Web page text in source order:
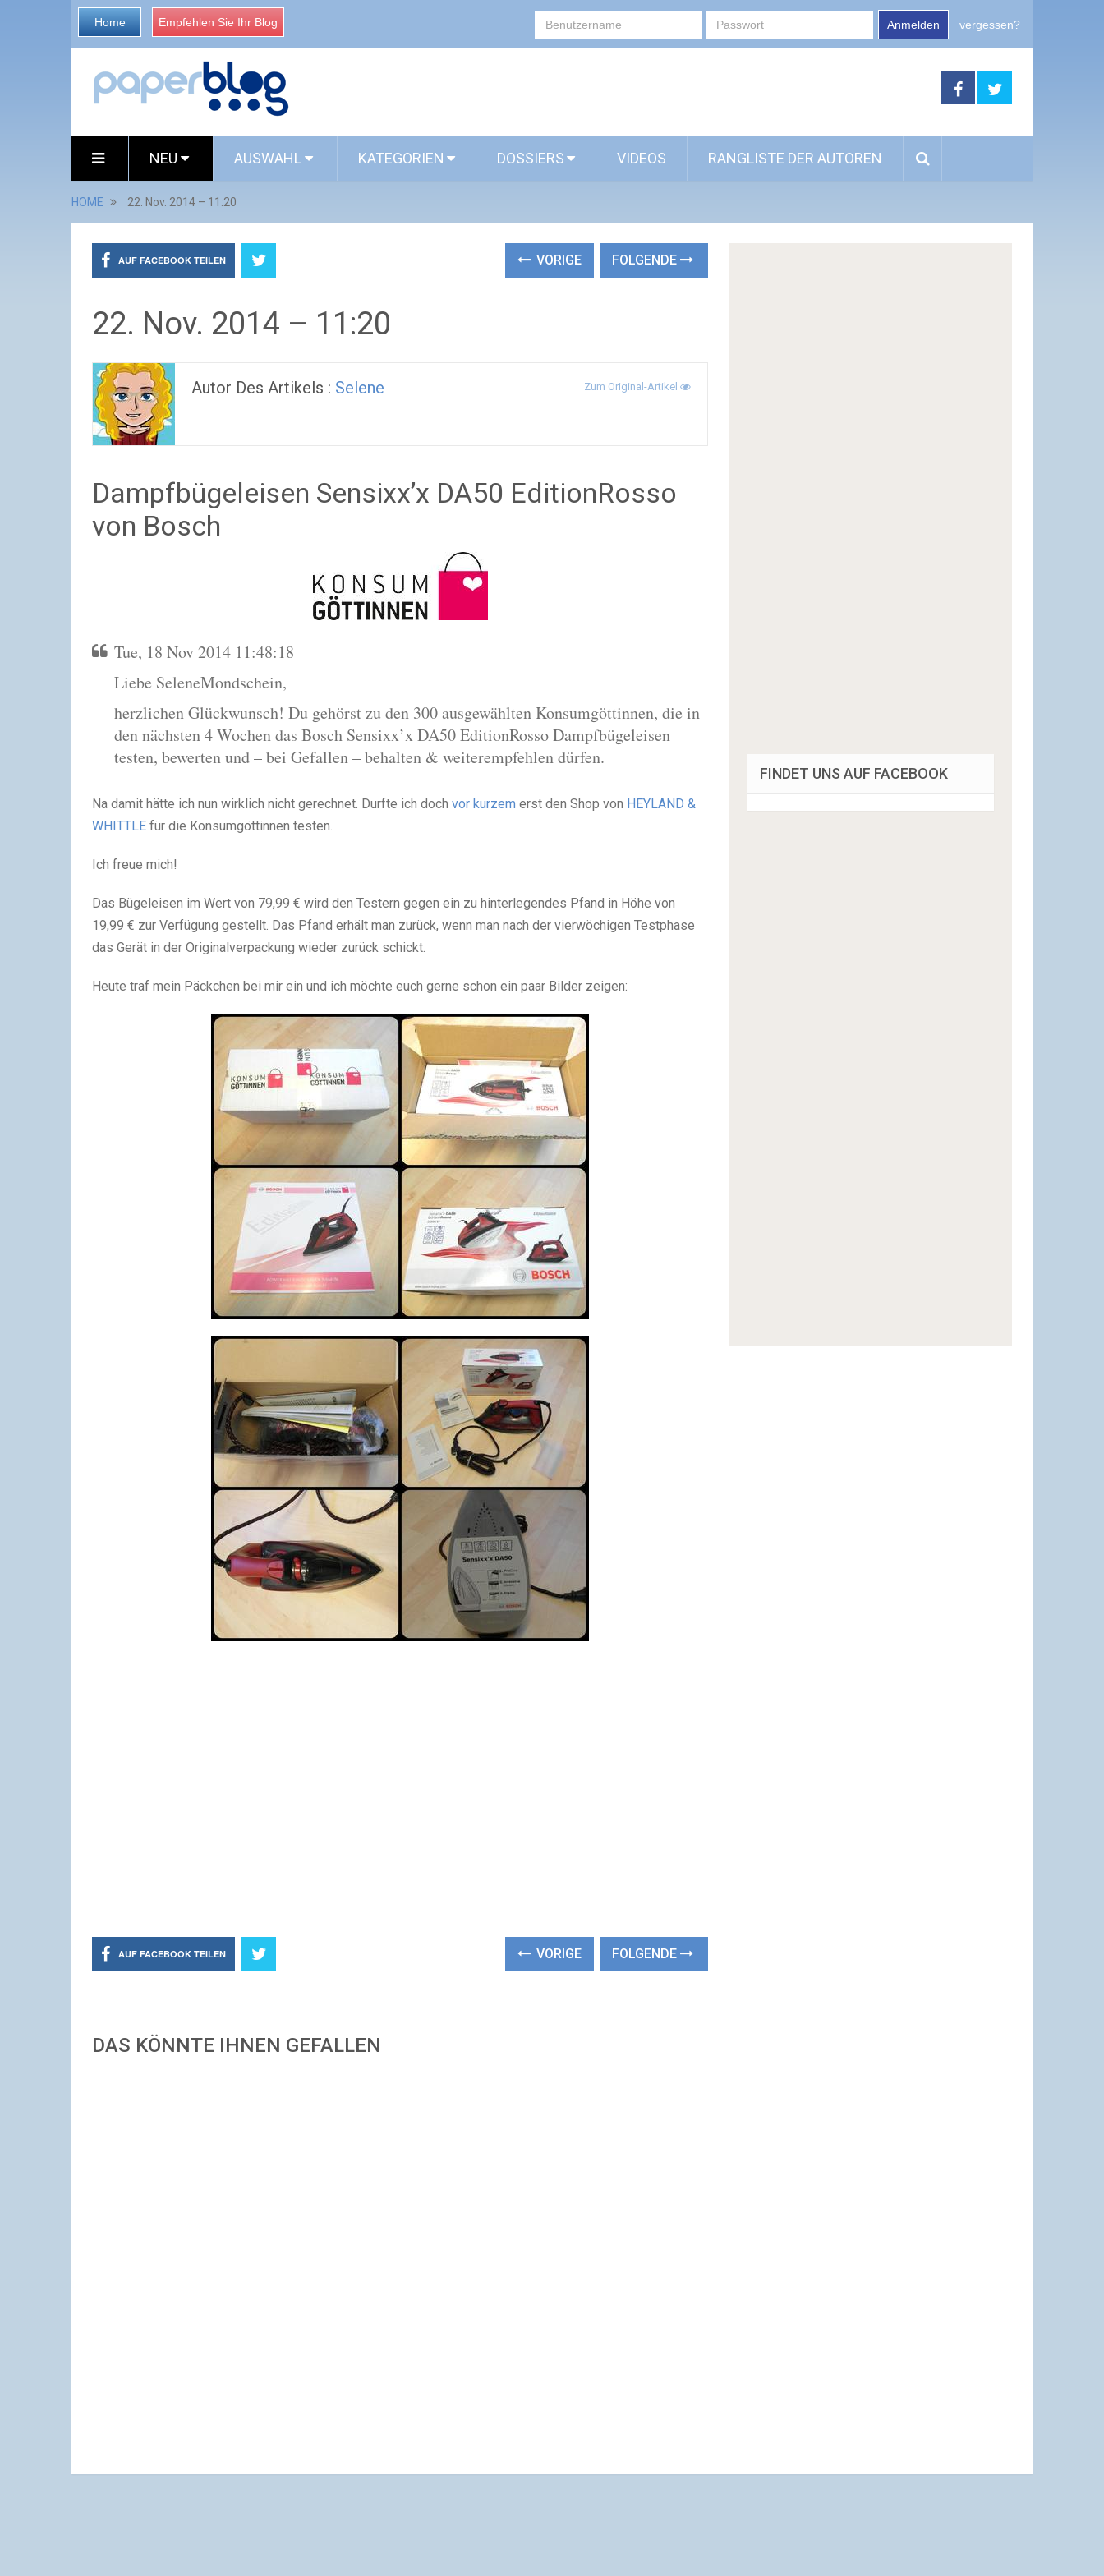
Home Empfehlen Sie Ihr Blog Anmelden vergessen?
NEU AUSWAHL KATEGORIEN DOSSIERS VIDEOS RANGLISTE DER AUTOREN
HOME 22. Nov. 2014 – 11:20
AUF FACEBOOK TEILEN VORIGE FOLGENDE
22. Nov. 2014 – 11:20
Autor Des Artikels : Selene Zum Original-Artikel
Dampfbügeleisen Sensixx’x DA50 EditionRosso
von Bosch
Tue, 18 Nov 2014 11:48:18
Liebe SeleneMondschein,
herzlichen Glückwunsch! Du gehörst zu den 300 ausgewählten Konsumgöttinnen, die in
den nächsten 4 Wochen das Bosch Sensixx’x DA50 EditionRosso Dampfbügeleisen
testen, bewerten und – bei Gefallen – behalten & weiterempfehlen dürfen.
Na damit hätte ich nun wirklich nicht gerechnet. Durfte ich doch vor kurzem erst den Shop von HEYLAND &
WHITTLE für die Konsumgöttinnen testen.
Ich freue mich!
Das Bügeleisen im Wert von 79,99 € wird den Testern gegen ein zu hinterlegendes Pfand in Höhe von
19,99 € zur Verfügung gestellt. Das Pfand erhält man zurück, wenn man nach der vierwöchigen Testphase
das Gerät in der Originalverpackung wieder zurück schickt.
Heute traf mein Päckchen bei mir ein und ich möchte euch gerne schon ein paar Bilder zeigen:
AUF FACEBOOK TEILEN VORIGE FOLGENDE
DAS KÖNNTE IHNEN GEFALLEN
FINDET UNS AUF FACEBOOK